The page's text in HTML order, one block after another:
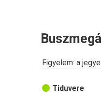
Figyelem: a
Tiduvere